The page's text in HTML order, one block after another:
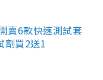
賣6款快速測試套
劑買2送1